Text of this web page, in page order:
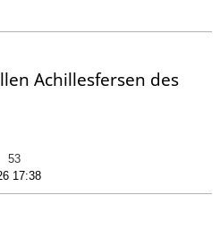
Achillesfersen des
53
17:38